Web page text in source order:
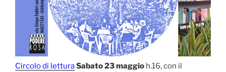
Circolo di letturaSabato 23 maggio h.16, con il